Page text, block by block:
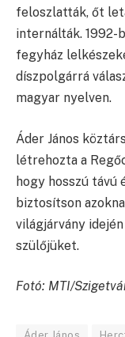
feloszlatták, őt
internálták. 1992-
fegyház
díszpolgárrá
magyar nyelven.
Áder János
létrehozta a
hogy hosszú távú
biztosítson
világjárvány
szülőjüket.
Fotó: MTI/